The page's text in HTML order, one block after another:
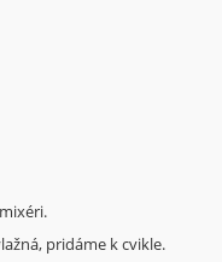
pridáme k cvikle.